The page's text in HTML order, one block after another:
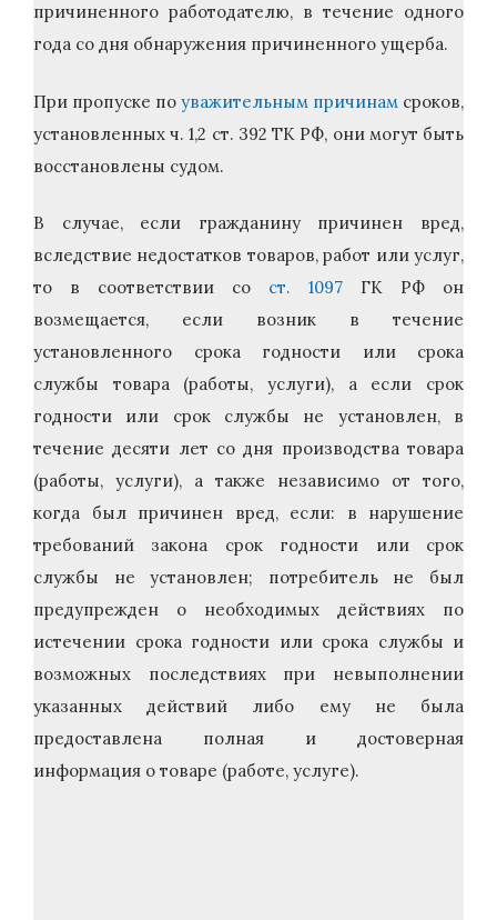
причиненного работодателю, в течение одного
года со дня обнаружения причиненного ущерба.
При пропуске по уважительным причинам сроков,
установленных ч. 1,2 ст. 392 ТК РФ, они могут быть
восстановлены судом.
В случае, если гражданину причинен вред,
вследствие недостатков товаров, работ или услуг,
то в соответствии со ст. 1097 ГК РФ он
возмещается, если возник в течение
установленного срока годности или срока
службы товара (работы, услуги), а если срок
годности или срок службы не установлен, в
течение десяти лет со дня производства товара
(работы, услуги), а также независимо от того,
когда был причинен вред, если: в нарушение
требований закона срок годности или срок
службы не установлен; потребитель не был
предупрежден о необходимых действиях по
истечении срока годности или срока службы и
возможных последствиях при невыполнении
указанных действий либо ему не была
предоставлена полная и достоверная
информация о товаре (работе, услуге).